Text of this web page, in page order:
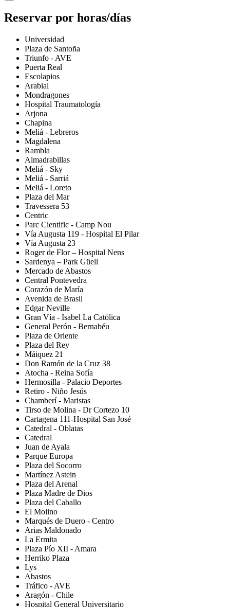
Reservar por horas/días
Universidad
Plaza de Santoña
Triunfo - AVE
Puerta Real
Escolapios
Arabial
Mondragones
Hospital Traumatología
Arjona
Chapina
Meliá - Lebreros
Magdalena
Rambla
Almadrabillas
Meliá - Sky
Meliá - Sarriá
Meliá - Loreto
Plaza del Mar
Travessera 53
Centric
Parc Cientific - Camp Nou
Vía Augusta 119 - Hospital El Pilar
Vía Augusta 23
Roger de Flor – Hospital Nens
Sardenya – Park Güell
Mercado de Abastos
Central Pontevedra
Corazón de María
Avenida de Brasil
Edgar Neville
Gran Vía - Isabel La Católica
General Perón - Bernabéu
Plaza de Oriente
Plaza del Rey
Máiquez 21
Don Ramón de la Cruz 38
Atocha - Reina Sofía
Hermosilla - Palacio Deportes
Retiro - Niño Jesús
Chamberí - Maristas
Tirso de Molina - Dr Cortezo 10
Cartagena 111-Hospital San José
Catedral - Oblatas
Catedral
Juan de Ayala
Parque Europa
Plaza del Socorro
Martínez Astein
Plaza del Arenal
Plaza Madre de Dios
Plaza del Caballo
El Molino
Marqués de Duero - Centro
Arias Maldonado
La Ermita
Plaza Pío XII - Amara
Herriko Plaza
Lys
Abastos
Tráfico - AVE
Aragón - Chile
Hospital General Universitario